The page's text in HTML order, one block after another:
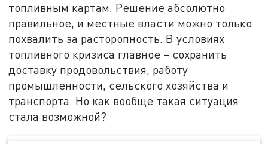
топливным картам. Решение абсолютно
правильное, и местные власти можно только
похвалить за расторопность. В условиях
топливного кризиса главное – сохранить
доставку продовольствия, работу
промышленности, сельского хозяйства и
транспорта. Но как вообще такая ситуация
стала возможной?